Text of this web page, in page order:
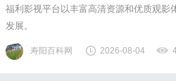
福利影视平台以丰富高清资源和优质观影
发展。
寿阳百科网 2026-08-04